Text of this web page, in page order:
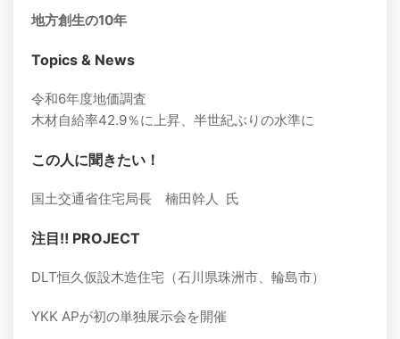
地方創生の10年
Topics & News
令和6年度地価調査
木材自給率42.9％に上昇、半世紀ぶりの水準に
この人に聞きたい！
国土交通省住宅局長 楠田幹人 氏
注目‼ PROJECT
DLT恒久仮設木造住宅（石川県珠洲市、輪島市）
YKK APが初の単独展示会を開催